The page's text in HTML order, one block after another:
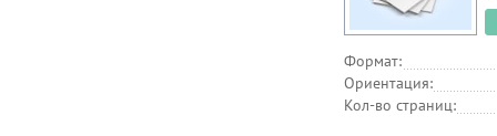
Формат:
Ориентация:
Кол-во страниц: